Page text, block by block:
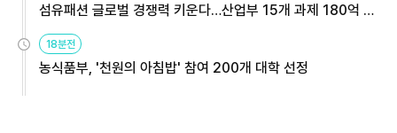
섬유패션 글로벌 경쟁력 키운다…산업부 15개 과제 180억 지
18분전
농식품부, '천원의 아침밥' 참여 200개 대학 선정